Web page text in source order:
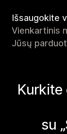
Išsaugokite
Vienkartinis
Jūsų
Kurkite
su